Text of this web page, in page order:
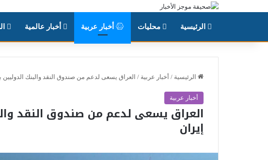
الرئيسية محليات أخبار عربية أخبار عالمية
الرئيسية / أخبار عربية / العراق يسعى لدعم من صندوق النقد والبنك الدوليين
أخبار عربية
العراق يسعى لدعم من صندوق النقد
إيران